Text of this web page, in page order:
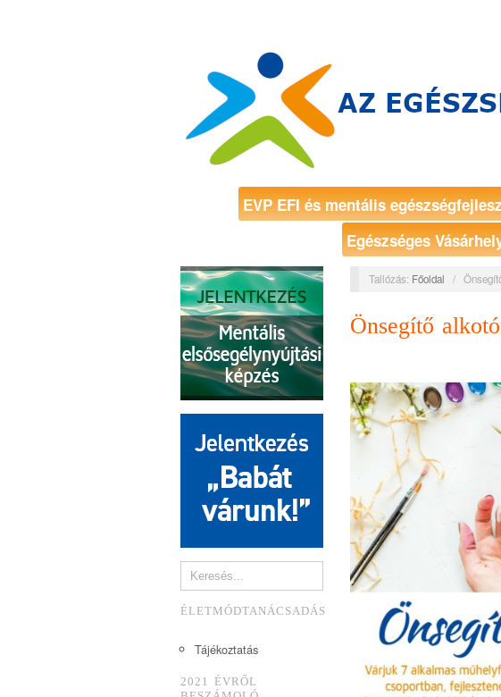
EVP EFI és mentális
Egészséges
ÉLETMÓDTANÁCSADÁS
Tájékoztatás
2021 ÉVRŐL
Tallózás: Főoldal /
Önsegítő